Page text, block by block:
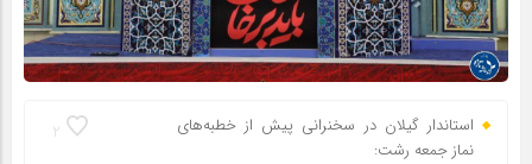
2
استاندار گیلان در سخنرانی پیش از خطبه‌های
نماز جمعه رشت: